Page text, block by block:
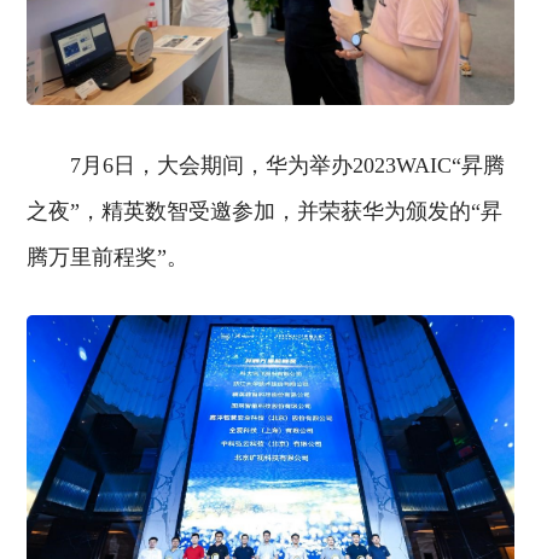
7月6日，大会期间，华为举办2023WAIC“昇腾
之夜”，精英数智受邀参加，并荣获华为颁发的“昇
腾万里前程奖”。